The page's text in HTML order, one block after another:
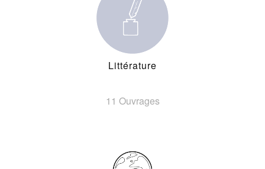
Littérature
11 Ouvrages